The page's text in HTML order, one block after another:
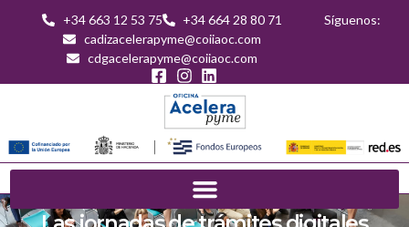
+34 663 12 53 75
+34 664 28 80 71
cadizacelerapyme@coiiaoc.com
cdgacelerapyme@coiiaoc.com
Síguenos: